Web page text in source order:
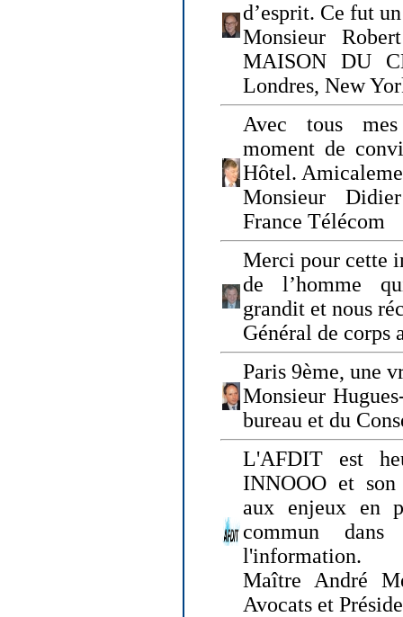
d’esprit. Ce fut
Monsieur
MAISON DU
Londres, New
Avec tous
moment de
Hôtel.
Monsieur
France Télécom
Merci pour cette
de l’homme
grandit et nous
Général de corps
Paris 9ème, une
Monsieur
bureau et du
L'AFDIT est
INNOOO et
aux enjeux en
commun
l'information.
Maître André
Avocats et